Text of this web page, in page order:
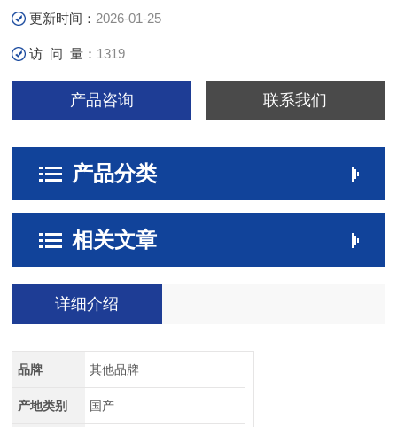
更新时间： 2026-01-25
访 问 量： 1319
产品咨询 联系我们
产品分类
相关文章
详细介绍
品牌 其他品牌
产地类别 国产